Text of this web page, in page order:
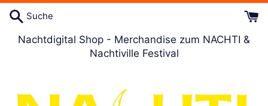
Direkt
zum
Artikel
Suche
Nachtdigital Shop - Merchandise zum NACHTI &
Nachtiville Festival